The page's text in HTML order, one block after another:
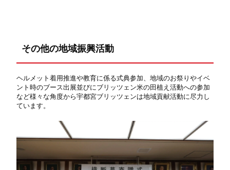
その他の地域振興活動
ヘルメット着用推進や教育に係る式典参加、地域のお祭りやイベ
ント時のブース出展並びにブリッツェン米の田植え活動への参加
など様々な角度から宇都宮ブリッツェンは地域貢献活動に尽力し
ています。